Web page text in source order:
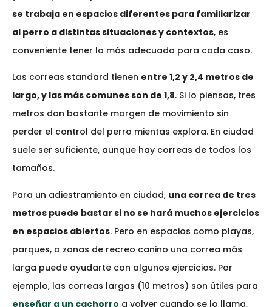
se trabaja en espacios diferentes para familiarizar
al perro a distintas situaciones y contextos, es
conveniente tener la más adecuada para cada caso.
Las correas standard tienen entre 1,2 y 2,4 metros de
largo, y las más comunes son de 1,8. Si lo piensas, tres
metros dan bastante margen de movimiento sin
perder el control del perro mientas explora. En ciudad
suele ser suficiente, aunque hay correas de todos los
tamaños.
Para un adiestramiento en ciudad, una correa de tres
metros puede bastar si no se hará muchos ejercicios
en espacios abiertos. Pero en espacios como playas,
parques, o zonas de recreo canino una correa más
larga puede ayudarte con algunos ejercicios. Por
ejemplo, las correas largas (10 metros) son útiles para
enseñar a un cachorro a volver cuando se lo llama,